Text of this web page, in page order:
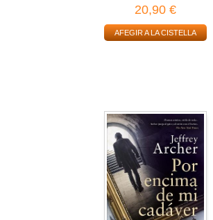
20,90 €
AFEGIR A LA CISTELLA